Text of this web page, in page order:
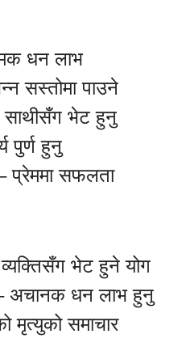
धन लाभ
सस्तोमा पाउने
साथीसँग भेट हुनु
पुर्ण हुनु
प्रेममा सफलता
भेट हुने योग
अचानक धन लाभ हुनु
मृत्युको समाचार